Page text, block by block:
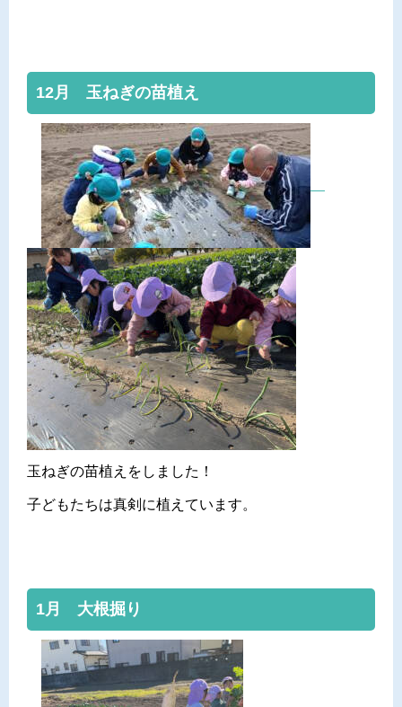
12月 玉ねぎの苗植え
玉ねぎの苗植えをしました！
子どもたちは真剣に植えています。
1月 大根掘り